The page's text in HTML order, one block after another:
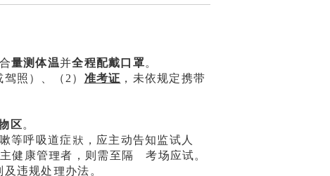
量测体温并全程配戴口罩。
照）、（2） 准考证 ，未依规定携带
区。
等呼吸道症狀，应主动告知监试人
健康管理者，则需至隔離考场应试。
违规处理办法。